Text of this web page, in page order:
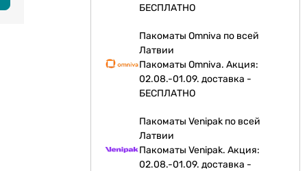
БЕСПЛАТНО
Пакоматы Omniva по всей
Латвии
Пакоматы Omniva. Акция:
02.08.-01.09. доставка -
БЕСПЛАТНО
Пакоматы Venipak по всей
Латвии
Пакоматы Venipak. Акция:
02.08.-01.09. доставка -